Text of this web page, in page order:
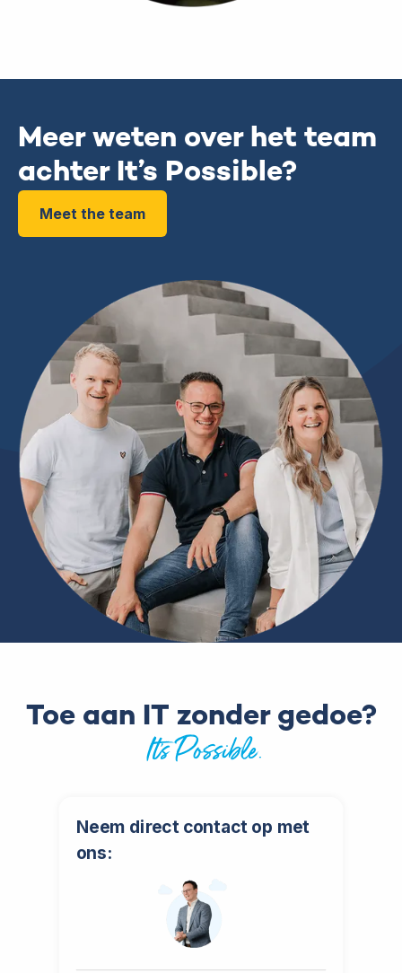
Meer weten over het team
achter It’s Possible?
Meet the team
Toe aan IT zonder gedoe?
It’s Possible.
Neem direct contact op met
ons: